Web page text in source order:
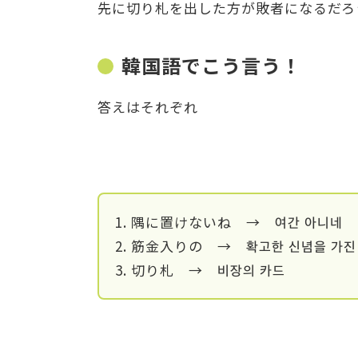
先に切り札を出した方が敗者になるだ
韓国語でこう言う！
答えはそれぞれ
1. 隅に置けないね → 여간 아니네
2. 筋金入りの → 확고한 신념을 가진
3. 切り札 → 비장의 카드